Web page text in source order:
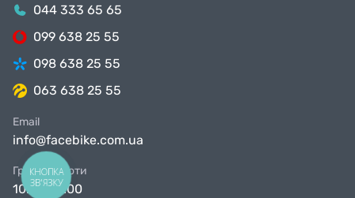
044 333 65 65
099 638 25 55
098 638 25 55
063 638 25 55
Email
info@facebike.com.ua
Графік роботи
10:00-19:00
КНОПКА
ЗВ'ЯЗКУ